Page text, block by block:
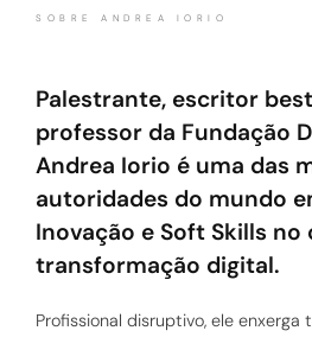
SOBRE ANDREA IORIO
Palestrante, escritor
professor da Fundação
Andrea Iorio é uma das
autoridades do mundo
Inovação e Soft Skills
transformação digital.
Profissional disruptivo, ele enxerga